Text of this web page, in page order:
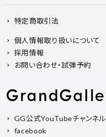
特定商取引法
個人情報取り扱いについて
採用情報
お問い合わせ・試弾予約
GG公式YouTubeチャンネル
facebook